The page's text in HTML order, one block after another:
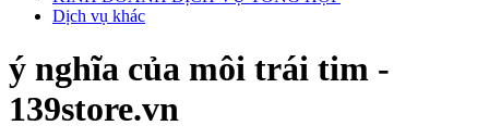
Dịch vụ khác
ý nghĩa của môi trái tim -
139store.vn